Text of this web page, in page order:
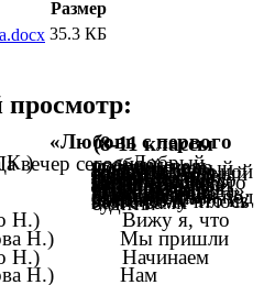
Размер
35.3 КБ
друзья! Да вечер сегодня
особенно добрый, ведь совсем скоро наступит новый год. Наступит не только в реальной жизни, но и в жизни сказочный героев. Насмотрелась нечистая сила телевизионных программ и думает: «Весело живет русский народ! Играет, то в «Поле чудес», то «В звездный час», то в «Каникулы в Мексике», то в «Любовь с первого взгляда». И решила нечистая сила: «Чем мы нечесть хуже людей? Устроим и мы себе праздник под новый год!» Сказано – сделано. А что из этого получилось нам с вами судить.